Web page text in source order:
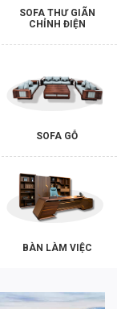
ích đi kèm
mang lại sự hài
tìm hiểu về các
uy tín, danh tiếng
Đọc các đánh giá
quan về chất
cung cấp dịch
chính sách bán
SOFA THƯ GIÃN
CHỈNH ĐIỆN
SOFA GỖ
BÀN LÀM VIỆC